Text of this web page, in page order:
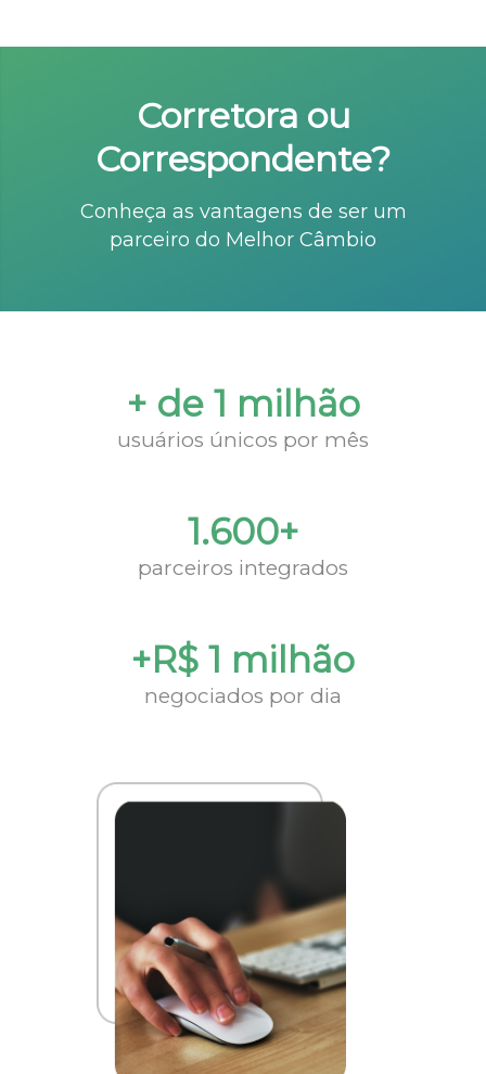
Corretora ou
Correspondente?
Conheça as vantagens de ser um
parceiro do Melhor Câmbio
+ de 1 milhão
usuários únicos por mês
1.600+
parceiros integrados
+R$ 1 milhão
negociados por dia